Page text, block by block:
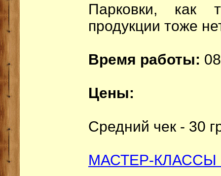
Парковки, как
продукции тоже
Время работы:
Цены:
Средний чек - 30
МАСТЕР-КЛАССЫ